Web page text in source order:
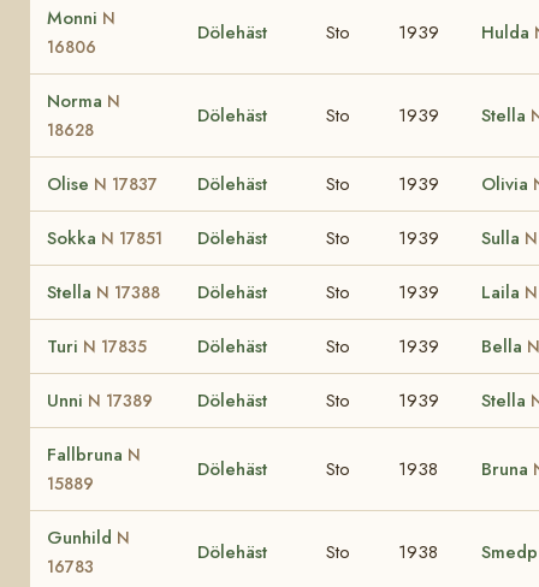
Monni N
16806
Dölehäst Sto 1939 Hulda
Norma N
18628
Dölehäst Sto 1939 Stella
Olise N 17837 Dölehäst Sto 1939 Olivia
Sokka N 17851 Dölehäst Sto 1939 Sulla
Stella N 17388 Dölehäst Sto 1939 Laila
Turi N 17835 Dölehäst Sto 1939 Bella
Unni N 17389 Dölehäst Sto 1939 Stella
Fallbruna N
15889
Dölehäst Sto 1938 Bruna
Gunhild N
16783
Dölehäst Sto 1938